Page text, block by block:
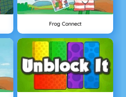
Frog Connect